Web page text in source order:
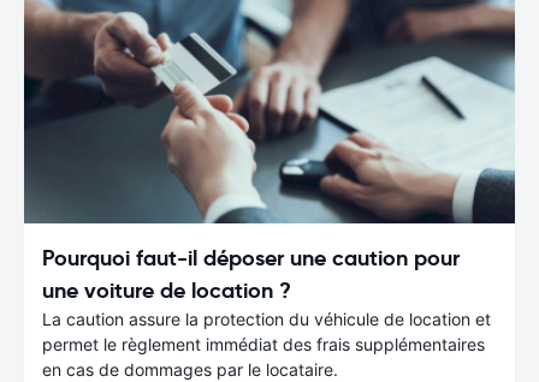
Pourquoi faut-il déposer une caution pour
une voiture de location ?
La caution assure la protection du véhicule de location et
permet le règlement immédiat des frais supplémentaires
en cas de dommages par le locataire.